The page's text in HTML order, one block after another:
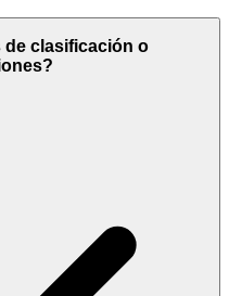
de clasificación o